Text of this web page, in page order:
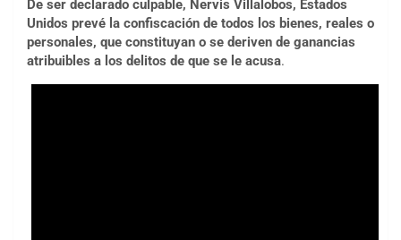
De ser declarado culpable, Nervis Villalobos, Estados
Unidos prevé la confiscación de todos los bienes, reales o
personales, que constituyan o se deriven de ganancias
atribuibles a los delitos de que se le acusa.